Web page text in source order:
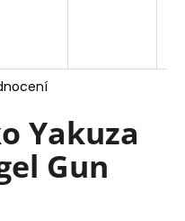
Yakuza
Gun